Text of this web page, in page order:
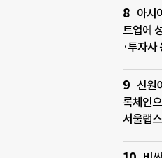
아시
트업에
·투자사
신원
록체인
서울랩스